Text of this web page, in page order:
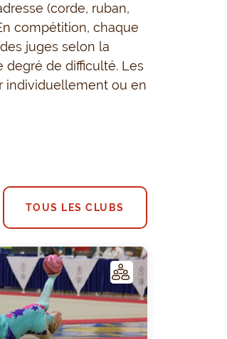
(corde, ruban,
compétition, chaque
juges selon la
degré de difficulté. Les
individuellement ou en
TOUS LES CLUBS
C
LUB